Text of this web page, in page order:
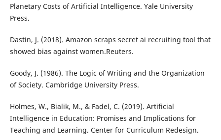
Planetary Costs of Artificial Intelligence. Yale University
Press.
Dastin, J. (2018). Amazon scraps secret ai recruiting tool that
showed bias against women.Reuters.
Goody, J. (1986). The Logic of Writing and the Organization
of Society. Cambridge University Press.
Holmes, W., Bialik, M., & Fadel, C. (2019). Artificial
Intelligence in Education: Promises and Implications for
Teaching and Learning. Center for Curriculum Redesign.